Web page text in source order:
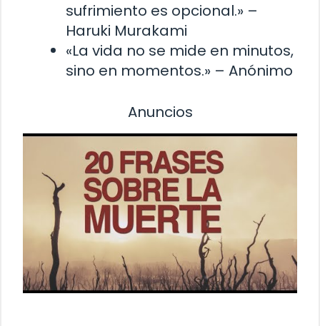
sufrimiento es opcional.» –
Haruki Murakami
«La vida no se mide en minutos,
sino en momentos.» – Anónimo
Anuncios